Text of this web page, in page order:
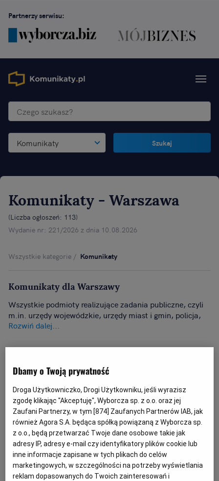
Partnerzy serwisu:
Komunikaty Szukaj
Komunikaty - Warszawa
(Liczba ogłoszeń: 113)
Wydanie nr: 221/2026 z dnia 10.08.2026
Wszystkie kategorie Komunikaty
Komunikaty dla Warszawy
Wszystkie podmioty realizujące zadania publiczne, czyli
m.in. urzędy wojewódzkie, urzędy miast i gmin, policja,
straż, szpitale i inne mają obowiązek informacyjny wobec
instytucji w Warszawie.
Państwo komunikaty dla Warszawy.
Rozwiń dalej...
Dbamy o Twoją prywatność
Droga Użytkowniczko, Drogi Użytkowniku, jeśli wyrazisz
zgodę klikając "Akceptuję", Wyborcza sp. z o.o. oraz jej
Zaufani Partnerzy, w tym [874] Zaufanych Partnerów IAB, jak
również Agora S.A. będąca spółką powiązaną z Wyborcza sp.
z o.o., będą przetwarzać Twoje dane osobowe takie jak
adresy IP, adresy e-mail czy identyfikatory plików cookie lub
inne informacje zapisane w tych plikach do celów
marketingowych, w szczególności na potrzeby wyświetlania
reklam dopasowanych do Twoich zainteresowań i